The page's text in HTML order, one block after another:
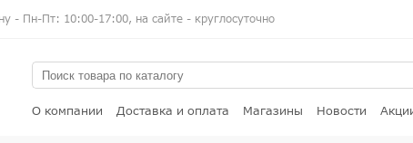
- Пн-Пт: 10:00-17:00, на сайте - круглосуточно
О компании Доставка и оплата Магазины Новости